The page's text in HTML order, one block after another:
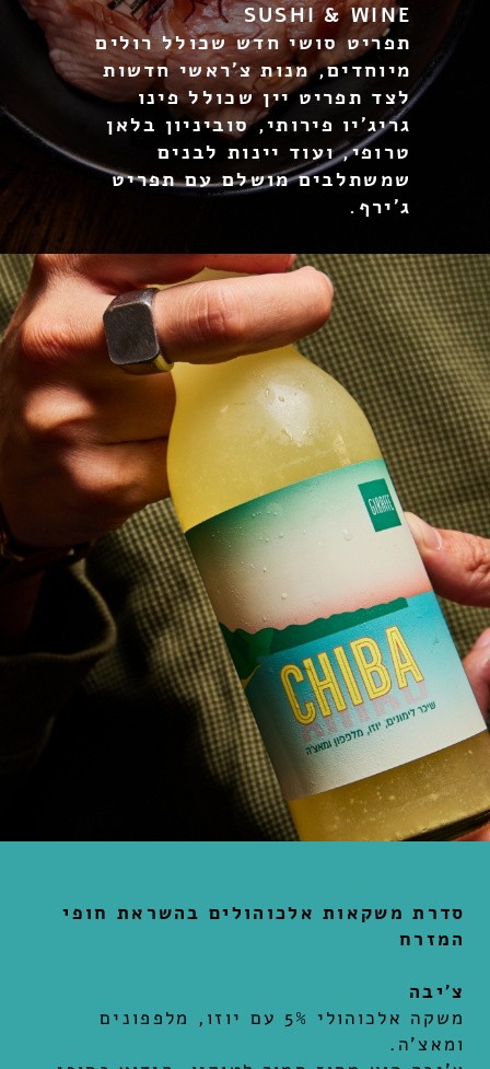
SUSHI & WINE
תפריט סושי חדש שכולל רולים
מיוחדים, מנות צ’ראשי חדשות
לצד תפריט יין שכולל פינו
גריג’יו פירותי, סוביניון בלאן
טרופי, ועוד יינות לבנים
שמשתלבים מושלם עם תפריט
ג’ירף.
סדרת משקאות אלכוהולים בהשראת חופי
המזרח
צ'יבה
משקה אלכוהולי 5% עם יוזו, מלפפונים
ומאצ'ה.